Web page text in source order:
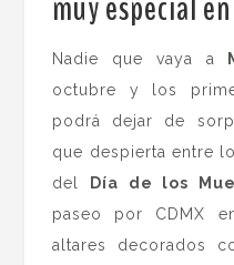
Nadie que vaya a
octubre y los
podrá dejar de
que despierta entre
del
Día de los
paseo por CDMX
altares decorados